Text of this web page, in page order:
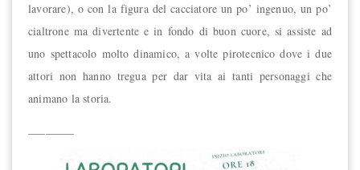
lavorare), o con la figura del cacciatore un po’ ingenuo, un po’
cialtrone ma divertente e in fondo di buon cuore, si assiste ad
uno spettacolo molto dinamico, a volte pirotecnico dove i due
attori non hanno tregua per dar vita ai tanti personaggi che
animano la storia.